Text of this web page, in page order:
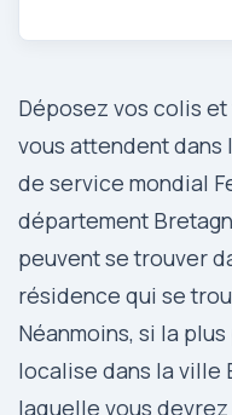
Déposez vos colis
vous attendent dans
de service mondial
département
peuvent se trouver
résidence qui se
Néanmoins, si la
localise dans la ville
laquelle vous